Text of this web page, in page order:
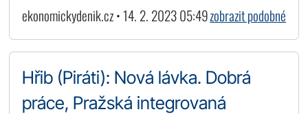
ekonomickydenik.cz • 14. 2. 2023 05:49zobrazit podobné
Hřib (Piráti): Nová lávka. Dobrá
práce, Pražská integrovaná